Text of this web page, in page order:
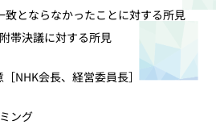
致とならなかったことに対する所見
帯決議に対する所見
NHK会長、経営委員長］
ング